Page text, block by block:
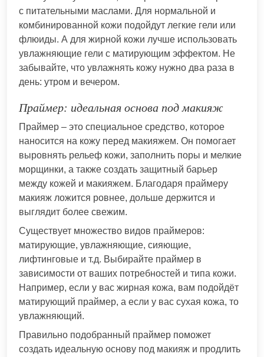
с питательными маслами. Для нормальной и
комбинированной кожи подойдут легкие гели или
флюиды. А для жирной кожи лучше использовать
увлажняющие гели с матирующим эффектом. Не
забывайте, что увлажнять кожу нужно два раза в
день: утром и вечером.
Праймер: идеальная основа под макияж
Праймер – это специальное средство, которое
наносится на кожу перед макияжем. Он помогает
выровнять рельеф кожи, заполнить поры и мелкие
морщинки, а также создать защитный барьер
между кожей и макияжем. Благодаря праймеру
макияж ложится ровнее, дольше держится и
выглядит более свежим.
Существует множество видов праймеров:
матирующие, увлажняющие, сияющие,
лифтинговые и т.д. Выбирайте праймер в
зависимости от ваших потребностей и типа кожи.
Например, если у вас жирная кожа, вам подойдёт
матирующий праймер, а если у вас сухая кожа, то
увлажняющий.
Правильно подобранный праймер поможет
создать идеальную основу под макияж и продлить